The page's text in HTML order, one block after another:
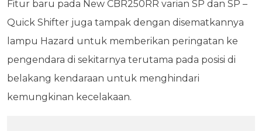
Fitur baru pada New CBR250RR varian SP dan SP –
Quick Shifter juga tampak dengan disematkannya
lampu Hazard untuk memberikan peringatan ke
pengendara di sekitarnya terutama pada posisi di
belakang kendaraan untuk menghindari
kemungkinan kecelakaan.